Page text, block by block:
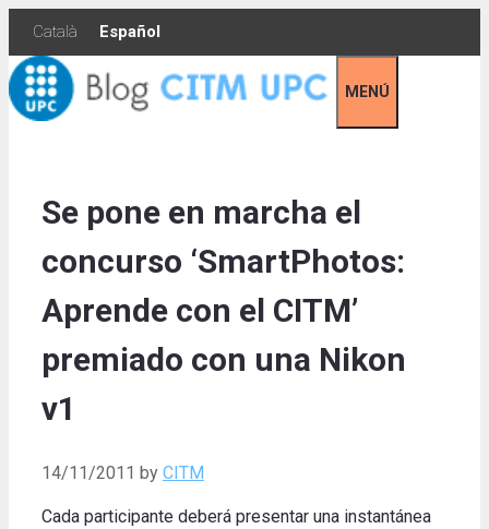
Skip
content
Català Español
MENÚ
Se pone en marcha el
concurso ‘SmartPhotos:
Aprende con el CITM’
premiado con una Nikon
v1
14/11/2011 by CITM
Cada participante deberá presentar una instantánea